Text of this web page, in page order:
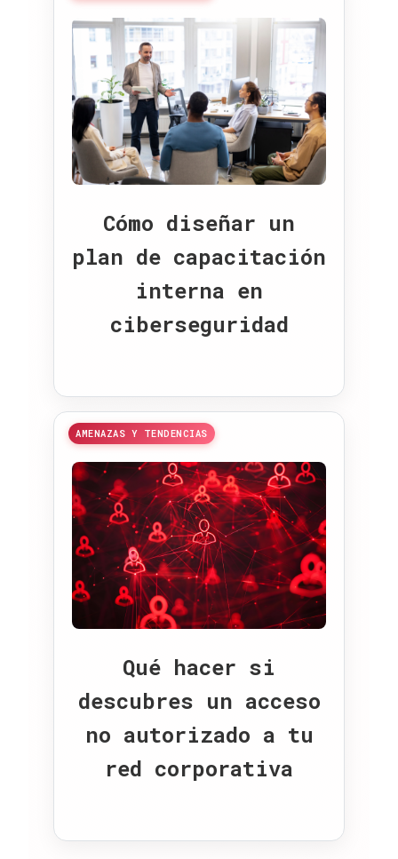
Cómo diseñar un
plan de capacitación
interna en
ciberseguridad
AMENAZAS Y TENDENCIAS
Qué hacer si
descubres un acceso
no autorizado a tu
red corporativa